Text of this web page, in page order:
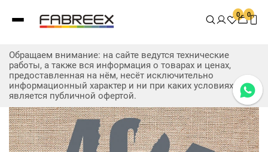
0 0
Обращаем внимание: на сайте ведутся технические
работы, а также вся информация о товарах и ценах,
предоставленная на нём, несёт исключительно
информационный характер и ни при каких условиях не
является публичной офертой.